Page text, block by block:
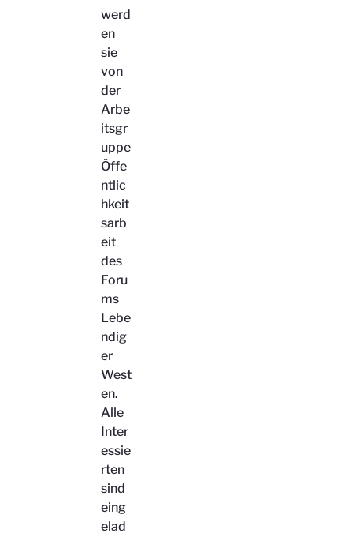
werd
en
sie
von
der
Arbe
itsgr
uppe
Öffe
ntlic
hkeit
sarb
eit
des
Foru
ms
Lebe
ndig
er
West
en.
Alle
Inter
essie
rten
sind
eing
elad